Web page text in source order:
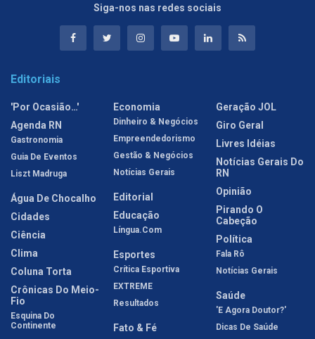
Siga-nos nas redes sociais
Editoriais
'Por Ocasião…'
Agenda RN
Gastronomia
Guia De Eventos
Liszt Madruga
Água De Chocalho
Cidades
Ciência
Clima
Coluna Torta
Crônicas Do Meio-
Fio
Esquina Do
Continente
Economia
Dinheiro & Negócios
Empreendedorismo
Gestão & Negócios
Notícias Gerais
Editorial
Educação
Língua.com
Esportes
Crítica Esportiva
EXTREME
Resultados
Fato & Fé
Geração JOL
Giro Geral
Livres Idéias
Notícias Gerais Do
RN
Opinião
Pirando O
Cabeção
Política
Fala Rô
Notícias Gerais
Saúde
'E Agora Doutor?'
Dicas De Saúde